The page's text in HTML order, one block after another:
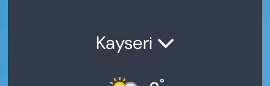
Kayseri